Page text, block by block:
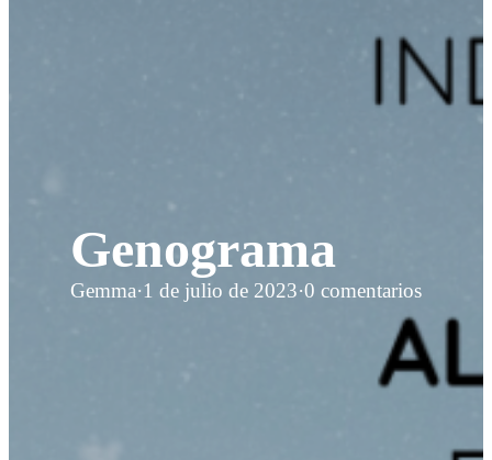
Genograma
Gemma·1 de julio de 2023·0 comentarios